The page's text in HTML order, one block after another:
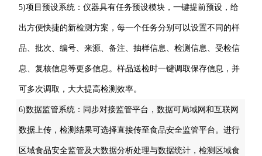
5)项目预设系统：仪器具有任务预设模块，一键提前预设，给
出方便快捷的新检测方案，每一个任务分别可以设置不同的样
品、批次、编号、来源、备注、抽样信息、检测信息、受检信
息、复核信息等更多信息。样品送检时一键调取保存信息，并
可多次调取，大大提高检测效率。
6)数据监管系统：同步对接监管平台，数据可局域网和互联网
数据上传，检测结果可选择直接传至食品安全监管平台。进行
区域食品安全监管及大数据分析处理与数据统计，检测区域食